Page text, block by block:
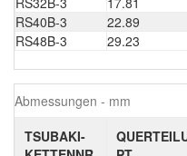
RS40B-3
22.89
RS48B-3
29.23
Abmessungen - mm
TSUBAKI-